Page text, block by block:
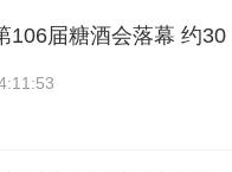
106届糖酒会落幕 约30